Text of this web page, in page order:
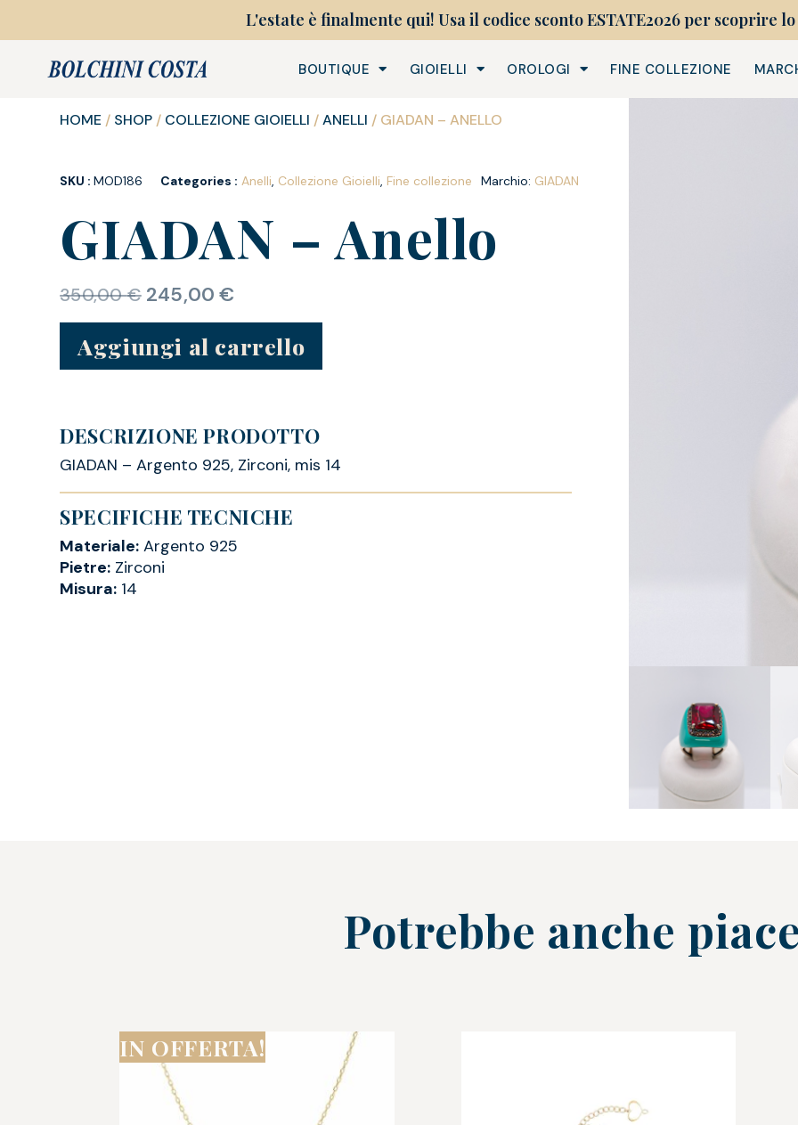
L'estate è finalmente qui! Usa il codice sconto ESTATE2026 per scoprire
BOUTIQUE GIOIELLI OROLOGI FINE COLLEZIONE
HOME / SHOP / COLLEZIONE GIOIELLI /ANELLI / GIADAN – ANELLO
SKU :MOD186 Categories : Anelli, Collezione Gioielli, Fine collezione Marchio: GIADAN
GIADAN – Anello
350,00€ 245,00€
Aggiungi al carrello
DESCRIZIONE PRODOTTO
GIADAN – Argento 925, Zirconi, mis 14
SPECIFICHE TECNICHE
Materiale: Argento 925
Pietre: Zirconi
Misura: 14
Potrebbe anche
IN OFFERTA!